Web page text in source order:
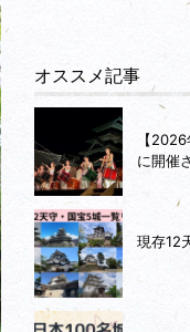
オススメ記事
【
に開催
現存12